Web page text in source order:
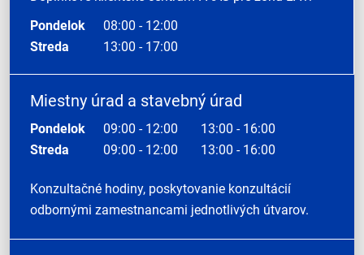
Pondelok
08:00 - 12:00
Streda
13:00 - 17:00
Miestny úrad a stavebný úrad
Pondelok 09:00 - 12:00
13:00 - 16:00
Streda
09:00 - 12:00 13:00 - 16:00
Konzultačné hodiny, poskytovanie konzultácií
odbornými zamestnancami jednotlivých útvarov.